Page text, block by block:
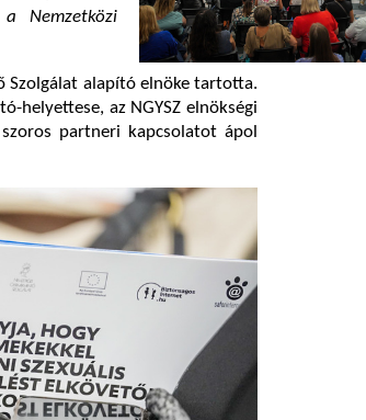
Nemzetközi
Szolgálat alapító elnöke tartotta.
helyettese, az NGYSZ elnökségi
partneri kapcsolatot ápol